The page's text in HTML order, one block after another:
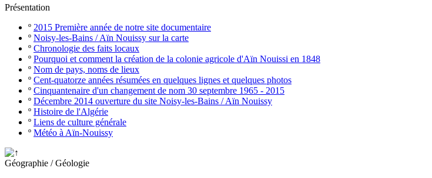
Présentation
º 2015 Première année de notre site documentaire
º Noisy-les-Bains / Aïn Nouissy sur la carte
º Chronologie des faits locaux
º Pourquoi et comment la création de la colonie agricole d'Aïn Nouissi en 1848
º Nom de pays, noms de lieux
º Cent-quatorze années résumées en quelques lignes et quelques photos
º Cinquantenaire d'un changement de nom 30 septembre 1965 - 2015
º Décembre 2014 ouverture du site Noisy-les-Bains / Aïn Nouissy
º Histoire de l'Algérie
º Liens de culture générale
º Météo à Aïn-Nouissy
Géographie / Géologie